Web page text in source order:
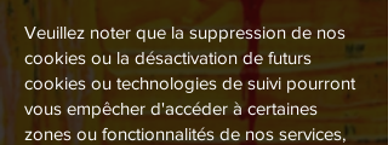
Veuillez noter que la suppression de nos
cookies ou la désactivation de futurs
cookies ou technologies de suivi pourront
vous empêcher d'accéder à certaines
zones ou fonctionnalités de nos services,